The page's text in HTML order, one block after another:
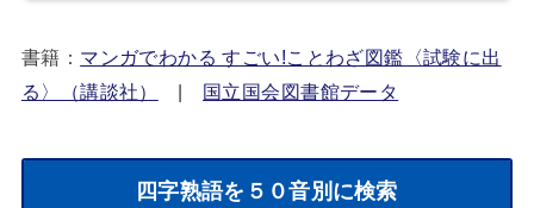
書籍： マンガでわかる すごい!ことわざ図鑑〈試験に出
る〉（講談社）
| 国立国会図書館データ
四字熟語を５０音別に検索